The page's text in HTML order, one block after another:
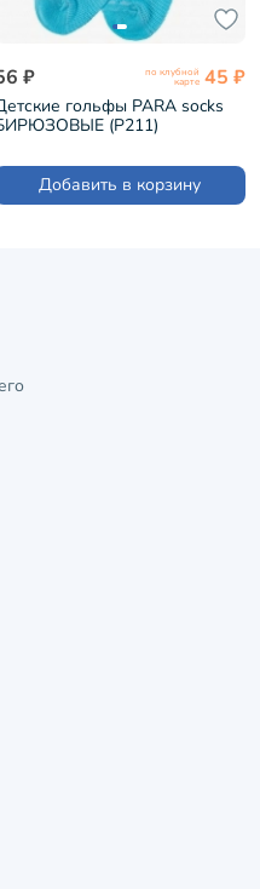
₽ по клубной
карте 45 ₽
гольфы PARA socks
(P211)
Добавить в корзину